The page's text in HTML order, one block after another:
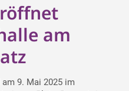
am
9. Mai 2025 im